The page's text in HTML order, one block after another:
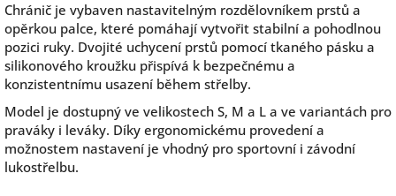
Chránič je vybaven nastavitelným rozdělovníkem prstů a
opěrkou palce, které pomáhají vytvořit stabilní a pohodlnou
pozici ruky. Dvojité uchycení prstů pomocí tkaného pásku a
silikonového kroužku přispívá k bezpečnému a
konzistentnímu usazení během střelby.
Model je dostupný ve velikostech S, M a L a ve variantách pro
praváky i leváky. Díky ergonomickému provedení a
možnostem nastavení je vhodný pro sportovní i závodní
lukostřelbu.